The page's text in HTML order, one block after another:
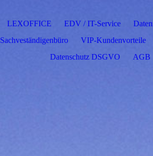
LEXOFFICE EDV / IT-Service
Sachveständigenbüro VIP-Kundenvorteile
Datenschutz DSGVO
AGB